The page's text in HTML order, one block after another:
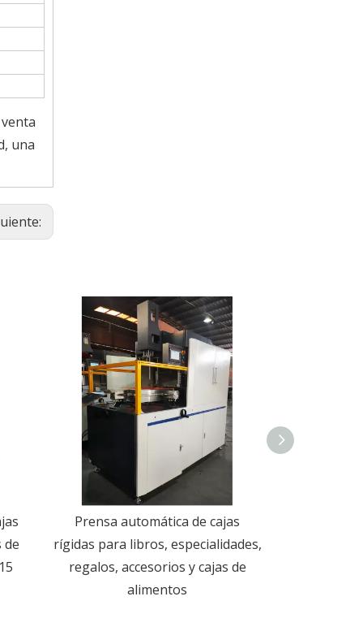
una
de
Prensa automática de cajas
rígidas para libros, especialidades,
regalos, accesorios y cajas de
alimentos